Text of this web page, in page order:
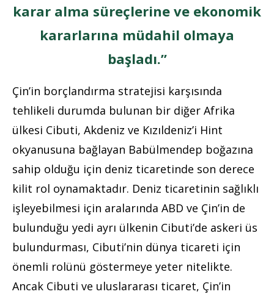
karar alma süreçlerine ve ekonomik
kararlarına müdahil olmaya
başladı.”
Çin’in borçlandırma stratejisi karşısında
tehlikeli durumda bulunan bir diğer Afrika
ülkesi Cibuti, Akdeniz ve Kızıldeniz’i Hint
okyanusuna bağlayan Babülmendep boğazına
sahip olduğu için deniz ticaretinde son derece
kilit rol oynamaktadır. Deniz ticaretinin sağlıklı
işleyebilmesi için aralarında ABD ve Çin’in de
bulunduğu yedi ayrı ülkenin Cibuti’de askeri üs
bulundurması, Cibuti’nin dünya ticareti için
önemli rolünü göstermeye yeter nitelikte.
Ancak Cibuti ve uluslararası ticaret, Çin’in